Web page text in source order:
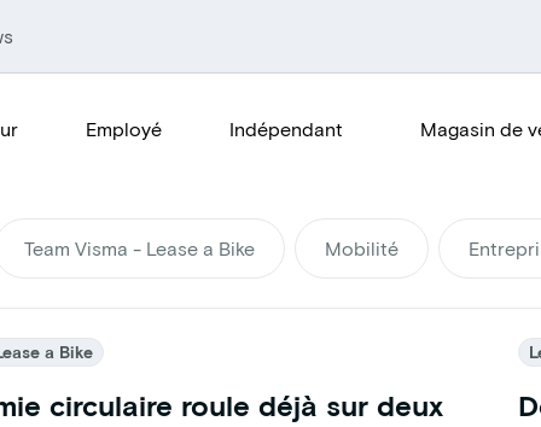
Employé Indépendant Magasin de
Team Visma - Lease a Bike Mobilité
a Bike
circulaire roule déjà sur deux